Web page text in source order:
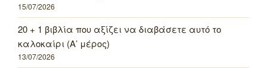
15/07/2026
20 + 1 βιβλία που αξίζει να διαβάσετε αυτό το
καλοκαίρι (Α’ μέρος)
13/07/2026